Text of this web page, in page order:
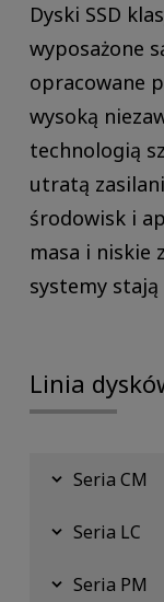
Dyski SSD
wyposażone
opracowane
wysoką
technologią
utratą
środowisk i
masa i niskie
systemy
Linia
Seria CM
Seria LC
Seria PM